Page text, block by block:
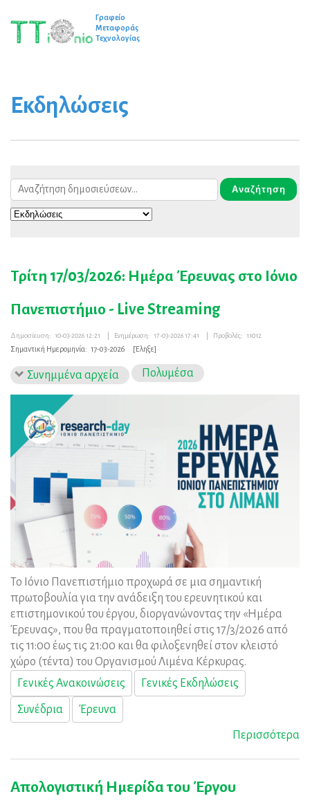
Γραφείο
Μεταφοράς
Τεχνολογίας
Εκδηλώσεις
Τρίτη 17/03/2026: Ημέρα Έρευνας στο Ιόνιο
Πανεπιστήμιο - Live Streaming
Δημοσίευση: 10-03-2026 12:21 Ενημέρωση: 17-03-2026 17:41 Προβολές: 11012
Σημαντική Ημερομηνία: 17-03-2026 [Έληξε]
Συνημμένα αρχεία Πολυμέσα
Το Ιόνιο Πανεπιστήμιο προχωρά σε μια σημαντική
πρωτοβουλία για την ανάδειξη του ερευνητικού και
επιστημονικού του έργου, διοργανώνοντας την «Ημέρα
Έρευνας», που θα πραγματοποιηθεί στις 17/3/2026 από
τις 11:00 έως τις 21:00 και θα φιλοξενηθεί στον κλειστό
χώρο (τέντα) του Οργανισμού Λιμένα Κέρκυρας.
Γενικές Ανακοινώσεις
Γενικές Εκδηλώσεις
Συνέδρια Έρευνα
Περισσότερα
Απολογιστική Ημερίδα του Έργου